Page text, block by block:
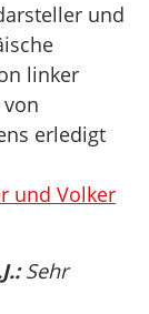
und
linker
erledigt
und Volker
Sehr